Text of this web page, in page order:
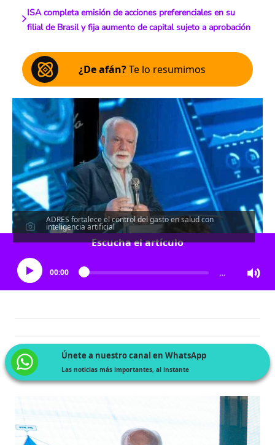
ISA completa emisión de acciones preferenciales en su
filial de Brasil y fija aumento de capital sujeto a aprobación
¿De afán?Te lo resumimos
ADRES fortalece el control del gasto en salud con
inteligencia artificial
Escucha el artículo
00:00 …
Únete a nuestro canal en WhatsApp
Las noticias más importantes, al instante